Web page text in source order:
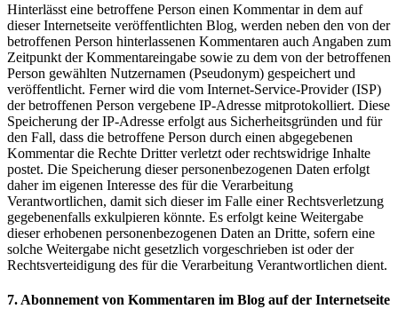
Hinterlässt eine betroffene Person einen Kommentar in dem auf
dieser Internetseite veröffentlichten Blog, werden neben den von der
betroffenen Person hinterlassenen Kommentaren auch Angaben zum
Zeitpunkt der Kommentareingabe sowie zu dem von der betroffenen
Person gewählten Nutzernamen (Pseudonym) gespeichert und
veröffentlicht. Ferner wird die vom Internet-Service-Provider (ISP)
der betroffenen Person vergebene IP-Adresse mitprotokolliert. Diese
Speicherung der IP-Adresse erfolgt aus Sicherheitsgründen und für
den Fall, dass die betroffene Person durch einen abgegebenen
Kommentar die Rechte Dritter verletzt oder rechtswidrige Inhalte
postet. Die Speicherung dieser personenbezogenen Daten erfolgt
daher im eigenen Interesse des für die Verarbeitung
Verantwortlichen, damit sich dieser im Falle einer Rechtsverletzung
gegebenenfalls exkulpieren könnte. Es erfolgt keine Weitergabe
dieser erhobenen personenbezogenen Daten an Dritte, sofern eine
solche Weitergabe nicht gesetzlich vorgeschrieben ist oder der
Rechtsverteidigung des für die Verarbeitung Verantwortlichen dient.
7. Abonnement von Kommentaren im Blog auf der Internetseite